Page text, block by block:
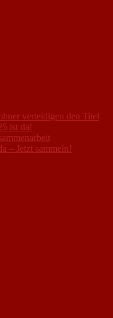
verteidigen den Titel
ist da!
– Jetzt sammeln!